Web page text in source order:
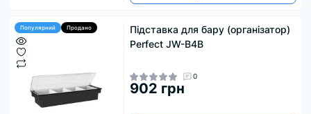
Популярний Продано
Підставка для бару (організатор)
Perfect JW-B4B
0
902 грн